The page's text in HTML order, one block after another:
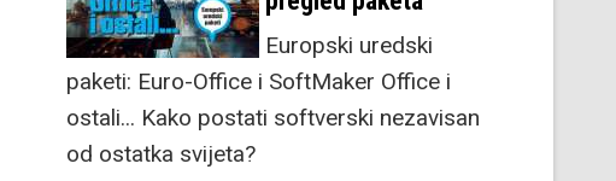
Europski uredski
paketi: Euro-Office i SoftMaker Office i
ostali... Kako postati softverski nezavisan
od ostatka svijeta?